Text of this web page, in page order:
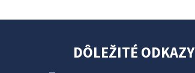
DÔLEŽITÉ ODKAZY